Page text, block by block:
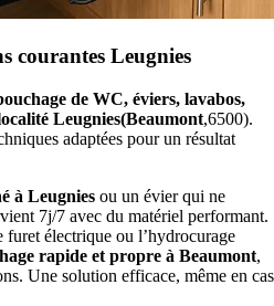
courantes Leugnies
de WC, éviers, lavabos,
Leugnies(Beaumont,6500).
adaptées pour un résultat
à Leugnies ou un évier qui ne
7j/7 avec du matériel performant.
furet électrique ou l’hydrocurage
rapide et propre à Beaumont,
Une solution efficace, même en cas